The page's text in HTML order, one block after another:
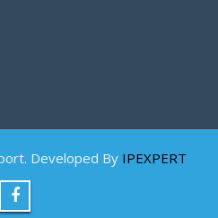
Developed By IPEXPERT